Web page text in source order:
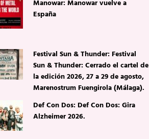
Manowar: Manowar vuelve a
España
Festival Sun & Thunder: Festival
Sun & Thunder: Cerrado el cartel de
la edición 2026, 27 a 29 de agosto,
Marenostrum Fuengirola (Málaga).
Def Con Dos: Def Con Dos: Gira
Alzheimer 2026.